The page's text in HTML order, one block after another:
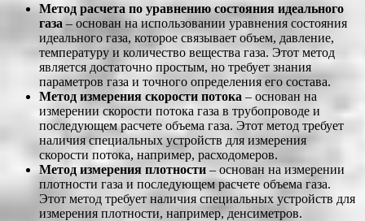
Метод расчета по уравнению состояния идеального
газа – основан на использовании уравнения состояния
идеального газа, которое связывает объем, давление,
температуру и количество вещества газа. Этот метод
является достаточно простым, но требует знания
параметров газа и точного определения его состава.
Метод измерения скорости потока – основан на
измерении скорости потока газа в трубопроводе и
последующем расчете объема газа. Этот метод требует
наличия специальных устройств для измерения
скорости потока, например, расходомеров.
Метод измерения плотности – основан на измерении
плотности газа и последующем расчете объема газа.
Этот метод требует наличия специальных устройств для
измерения плотности, например, денсиметров.